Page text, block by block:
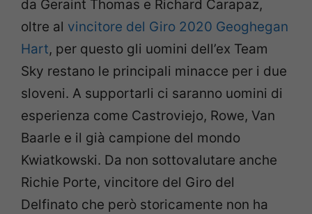
da Geraint Thomas e Richard Carapaz,
oltre al vincitore del Giro 2020 Geoghegan
Hart, per questo gli uomini dell’ex Team
Sky restano le principali minacce per i due
sloveni. A supportarli ci saranno uomini di
esperienza come Castroviejo, Rowe, Van
Baarle e il già campione del mondo
Kwiatkowski. Da non sottovalutare anche
Richie Porte, vincitore del Giro del
Delfinato che però storicamente non ha